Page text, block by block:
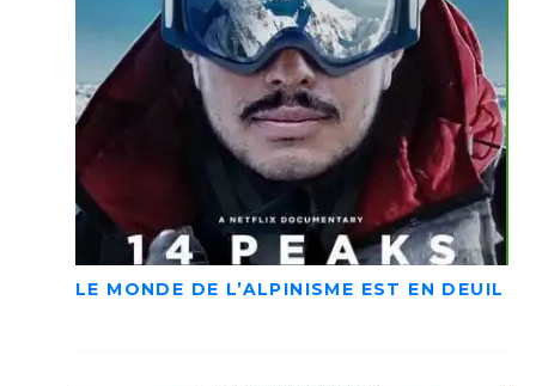
LE MONDE DE L’ALPINISME EST EN DEUIL